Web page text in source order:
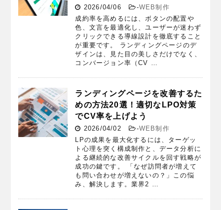
2026/04/06 -WEB制作
成約率を高めるには、ボタンの配置や
色、文言を最適化し、ユーザーが迷わず
クリックできる導線設計を徹底すること
が重要です。 ランディングページのデ
ザインは、見た目の美しさだけでなく、
コンバージョン率（CV …
ランディングページを改善するた
めの方法20選！適切なLPO対策
でCV率を上げよう
2026/04/02 -WEB制作
LPの成果を最大化するには、ターゲッ
ト心理を突く構成制作と、データ分析に
よる継続的な改善サイクルを回す戦略が
成功の鍵です。 「なぜ訪問者が増えて
も問い合わせが増えないの？」この悩
み、解決します。業界2 …